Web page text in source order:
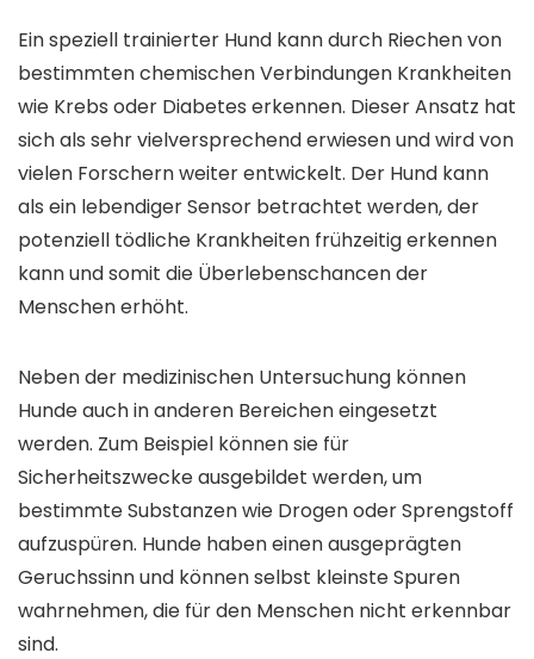
Ein speziell trainierter Hund kann durch Riechen von
bestimmten chemischen Verbindungen Krankheiten
wie Krebs oder Diabetes erkennen. Dieser Ansatz hat
sich als sehr vielversprechend erwiesen und wird von
vielen Forschern weiter entwickelt. Der Hund kann
als ein lebendiger Sensor betrachtet werden, der
potenziell tödliche Krankheiten frühzeitig erkennen
kann und somit die Überlebenschancen der
Menschen erhöht.
Neben der medizinischen Untersuchung können
Hunde auch in anderen Bereichen eingesetzt
werden. Zum Beispiel können sie für
Sicherheitszwecke ausgebildet werden, um
bestimmte Substanzen wie Drogen oder Sprengstoff
aufzuspüren. Hunde haben einen ausgeprägten
Geruchssinn und können selbst kleinste Spuren
wahrnehmen, die für den Menschen nicht erkennbar
sind.